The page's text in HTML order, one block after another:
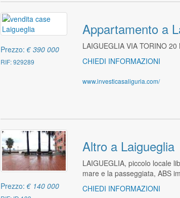
Prezzo:€ 390 000
RIF: 929289
Appartamento a
LAIGUEGLIA VIA TORINO
CHIEDI INFORMAZIONI
www.investicasaliguria.com/
Prezzo:€ 140 000
Altro a Laigueglia
LAIGUEGLIA, piccolo locale
mare e la passeggiata, ABS
CHIEDI INFORMAZIONI